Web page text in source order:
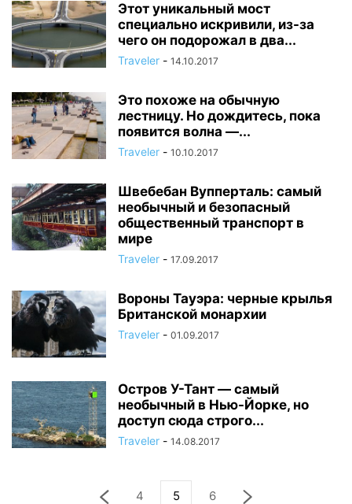
Этот уникальный мост
специально искривили, из-за
чего он подорожал в два...
Traveler - 14.10.2017
Это похоже на обычную
лестницу. Но дождитесь, пока
появится волна —...
Traveler - 10.10.2017
Швебебан Вупперталь: самый
необычный и безопасный
общественный транспорт в
мире
Traveler - 17.09.2017
Вороны Тауэра: черные крылья
Британской монархии
Traveler - 01.09.2017
Остров У-Тант — самый
необычный в Нью-Йорке, но
доступ сюда строго...
Traveler - 14.08.2017
4 5 6